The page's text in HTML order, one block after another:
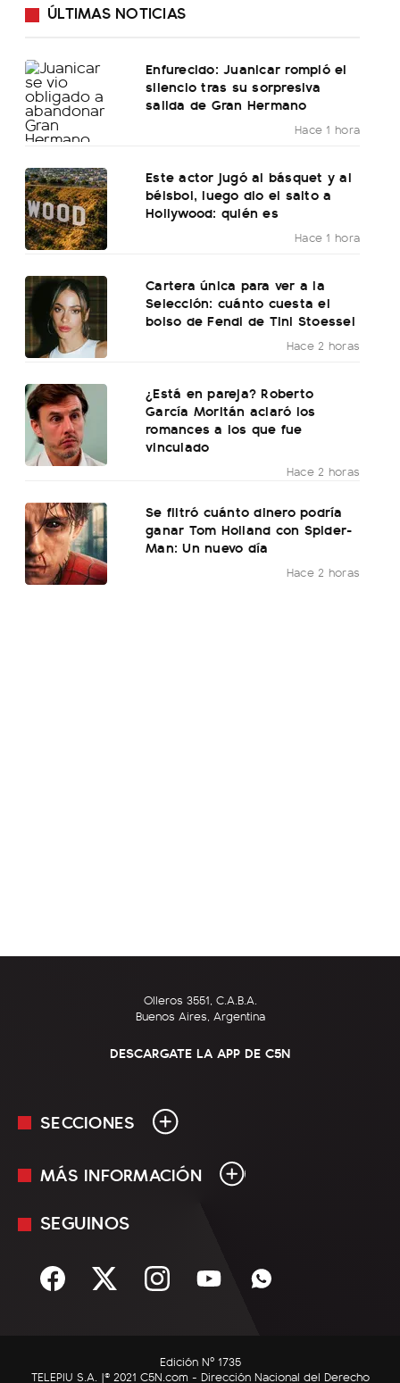
ÚLTIMAS NOTICIAS
Enfurecido: Juanicar rompió el
silencio tras su sorpresiva
salida de Gran Hermano
Hace 1 hora
Este actor jugó al básquet y al
béisbol, luego dio el salto a
Hollywood: quién es
Hace 1 hora
Cartera única para ver a la
Selección: cuánto cuesta el
bolso de Fendi de Tini Stoessel
Hace 2 horas
¿Está en pareja? Roberto
García Moritán aclaró los
romances a los que fue
vinculado
Hace 2 horas
Se filtró cuánto dinero podría
ganar Tom Holland con Spider-
Man: Un nuevo día
Hace 2 horas
Olleros 3551, C.A.B.A.
Buenos Aires, Argentina
DESCARGATE LA APP DE C5N
SECCIONES
En Vivo
Sociedad
C5N Autos
MÁS INFORMACIÓN
Mediakit
Términos y condiciones
SEGUINOS
Edición Nº 1735
TELEPIU S.A. |© 2021 C5N.com - Dirección Nacional del Derecho